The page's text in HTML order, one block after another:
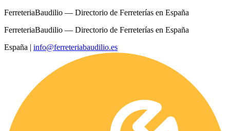
FerreteriaBaudilio — Directorio de Ferreterías en España
FerreteriaBaudilio — Directorio de Ferreterías en España
España | info@ferreteriabaudilio.es